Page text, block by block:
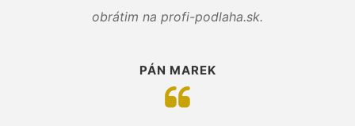
obrátim na profi-podlaha.sk.
PÁN MAREK